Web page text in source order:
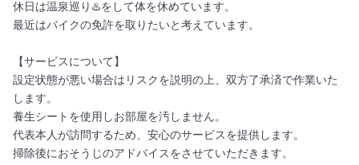
休日は温泉巡り♨️をして体を休めています。
最近はバイクの免許を取りたいと考えています。
【サービスについて】
設定状態が悪い場合はリスクを説明の上、双方了承済で作業いた
します。
養生シートを使用しお部屋を汚しません。
代表本人が訪問するため、安心のサービスを提供します。
掃除後におそうじのアドバイスをさせていただきます。